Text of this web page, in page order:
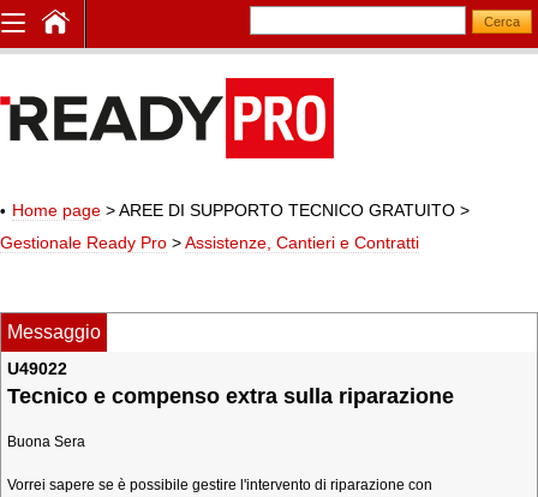
Home page > AREE DI SUPPORTO TECNICO GRATUITO >
Gestionale Ready Pro >Assistenze, Cantieri e Contratti
Messaggio
U49022
Tecnico e compenso extra sulla riparazione
Buona Sera
Vorrei sapere se è possibile gestire l'intervento di riparazione con